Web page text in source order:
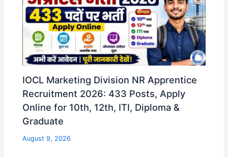
IOCL Marketing Division NR Apprentice
Recruitment 2026: 433 Posts, Apply
Online for 10th, 12th, ITI, Diploma &
Graduate
August 9, 2026